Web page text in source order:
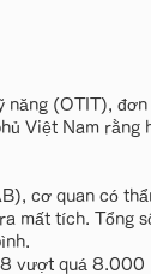
(OTIT), đơn
Việt Nam rằng
cơ quan có
mất tích. Tổng
vượt quá 8.000